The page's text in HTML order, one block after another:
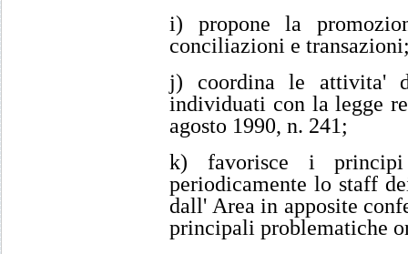
i) propone la
conciliazioni e
j) coordina le attivita'
individuati con la legge
agosto 1990, n. 241;
k) favorisce i principi
periodicamente lo staff
dall' Area in apposite
principali problematiche